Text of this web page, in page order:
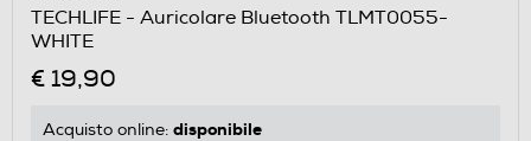
TECHLIFE - Auricolare Bluetooth TLMT0055-
WHITE
€ 19,90
Acquisto online: disponibile